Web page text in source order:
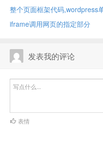
整个页面框架代码,wordpress
iframe调用网页的指定部分
发表我的评论
表情